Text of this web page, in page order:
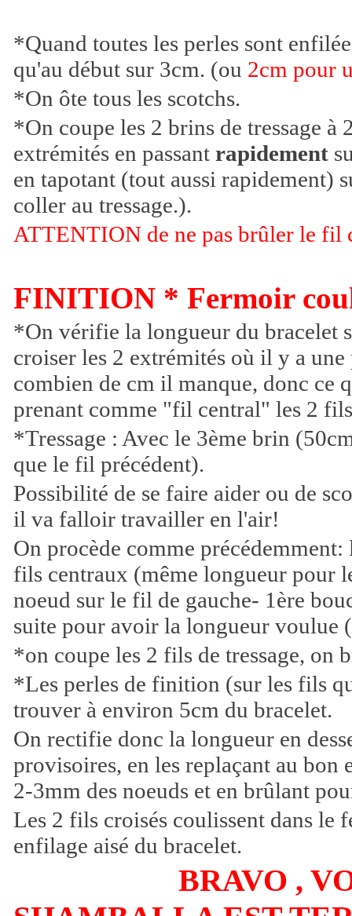
*Quand toutes les perles sont
qu'au début sur 3cm. (ou 2cm pour
*On ôte tous les scotchs.
*On coupe les 2 brins de tressage à
extrémités en passant rapidement
en tapotant (tout aussi rapidement)
coller au tressage.).
ATTENTION de ne pas brûler le
FINITION * Fermoir
*On vérifie la longueur du bracelet
croiser les 2 extrémités où il y a
combien de cm il manque, donc ce
prenant comme "fil central" les 2
*Tressage : Avec le 3ème brin
que le fil précédent).
Possibilité de se faire aider ou de
il va falloir travailler en l'air!
On procède comme
fils centraux (même longueur pour
noeud sur le fil de gauche- 1ère
suite pour avoir la longueur voulue
*on coupe les 2 fils de tressage, on
*Les perles de finition (sur les fils
trouver à environ 5cm du bracelet.
On rectifie donc la longueur en
provisoires, en les replaçant au
2-3mm des noeuds et en brûlant
Les 2 fils croisés coulissent dans le
enfilage aisé du bracelet.
BRAVO ,